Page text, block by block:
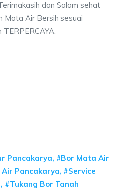
dan Salam sehat
Mata Air Bersih sesuai
Pancakarya, #Bor Mata Air
Pancakarya, #Service
#Tukang Bor Tanah